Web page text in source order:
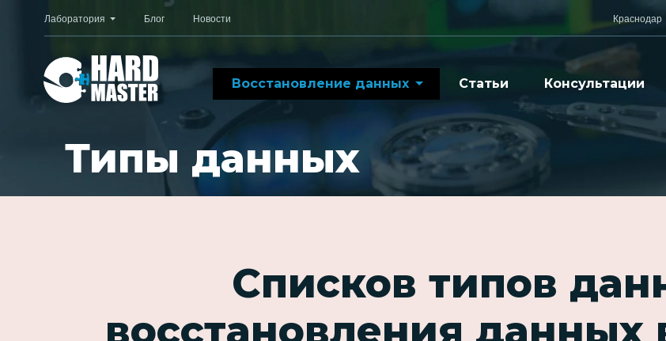
Восстановление данных Статьи Консультации
Лаборатория Блог Новости Краснодар
Типы данных
Списков типов
восстановления данных